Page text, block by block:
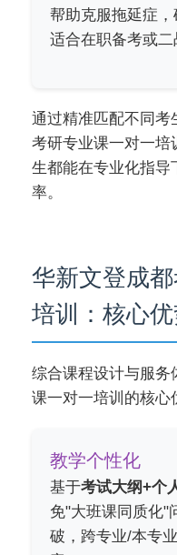
帮助克服拖延症
适合在职备考或二
通过精准匹配不同考
考研专业课一对一培
生都能在专业化指导
率。
华新文登成
培训：核心
综合课程设计与服务
课一对一培训的核心
教学个性化
基于考试大纲+个
免"大班课同质化"
破，跨专业/本专